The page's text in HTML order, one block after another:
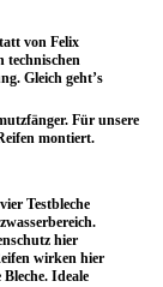
von Felix
technischen
Gleich geht’s
Für unsere
montiert.
Testbleche
hier
wirken hier
Ideale